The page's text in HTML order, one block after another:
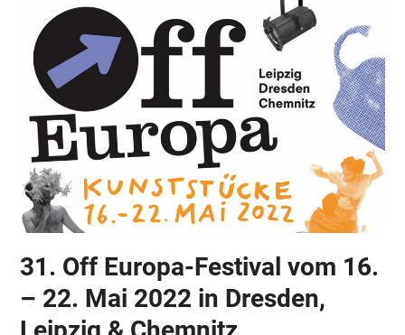
31. Off Europa-Festival vom 16.
– 22. Mai 2022 in Dresden,